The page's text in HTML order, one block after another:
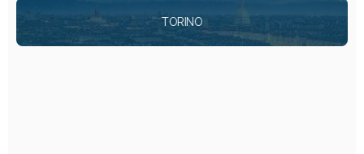
TORINO